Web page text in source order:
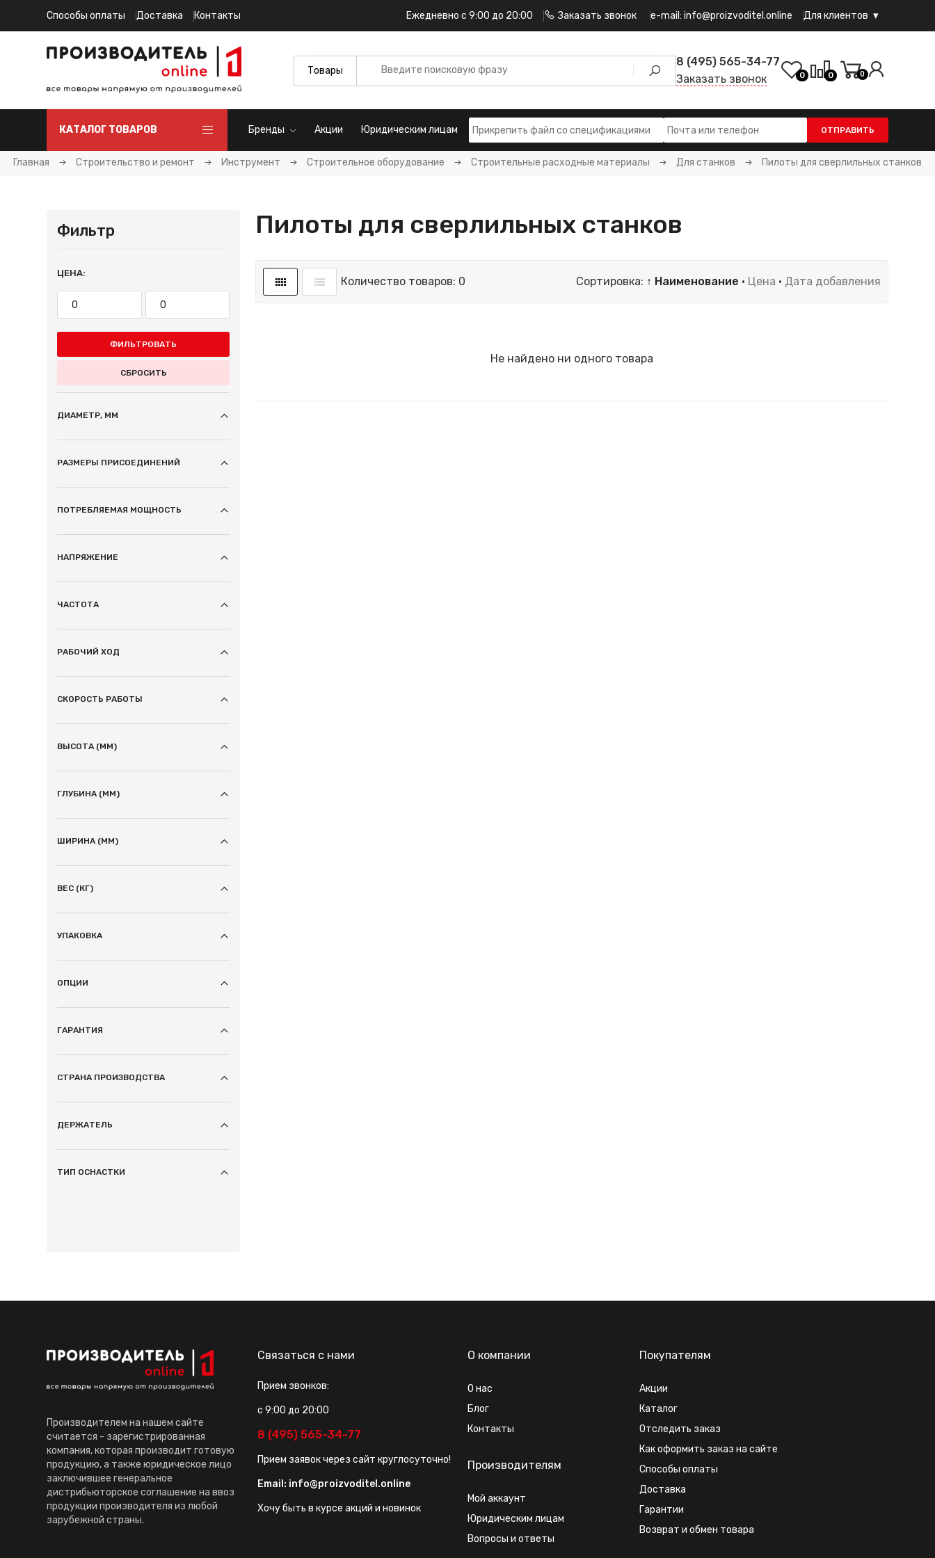
Способы оплаты Доставка Контакты Ежедневно с 9:00 до 20:00 Заказать звонок e-mail: info@proizvoditel.online Для клиентов
8 (495) 565-34-77
Заказать звонок
0 0 0
КАТАЛОГ ТОВАРОВ Бренды Акции Юридическим лицам ОТПРАВИТЬ
Главная Строительство и ремонт Инструмент Строительное оборудование Строительные расходные материалы Для станков Пилоты для сверлильных станков
Пилоты для сверлильных станков
Количество товаров: 0 Сортировка: ↑ Наименование · Цена · Дата добавления
Не найдено ни одного товара
Фильтр
ЦЕНА:
ФИЛЬТРОВАТЬ
СБРОСИТЬ
ДИАМЕТР, ММ
РАЗМЕРЫ ПРИСОЕДИНЕНИЙ
ПОТРЕБЛЯЕМАЯ МОЩНОСТЬ
НАПРЯЖЕНИЕ
ЧАСТОТА
РАБОЧИЙ ХОД
СКОРОСТЬ РАБОТЫ
ВЫСОТА (ММ)
ГЛУБИНА (ММ)
ШИРИНА (ММ)
ВЕС (КГ)
УПАКОВКА
ОПЦИИ
ГАРАНТИЯ
СТРАНА ПРОИЗВОДСТВА
ДЕРЖАТЕЛЬ
ТИП ОСНАСТКИ
Производителем на нашем сайте
считается - зарегистрированная
компания, которая производит готовую
продукцию, а также юридическое лицо
заключившее генеральное
дистрибьюторское соглашение на ввоз
продукции производителя из любой
зарубежной страны.
Связаться с нами
Прием звонков:
с 9:00 до 20:00
8 (495) 565-34-77
Прием заявок через сайт круглосуточно!
Email: info@proizvoditel.online
Хочу быть в курсе акций и новинок
О компании
О нас
Блог
Контакты
Производителям
Мой аккаунт
Юридическим лицам
Вопросы и ответы
Покупателям
Акции
Каталог
Отследить заказ
Как оформить заказ на сайте
Способы оплаты
Доставка
Гарантии
Возврат и обмен товара